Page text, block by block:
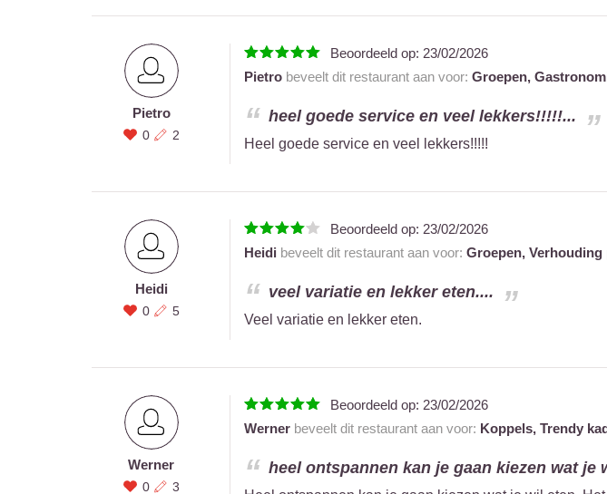
Pietro
0 2
Beoordeeld op: 23/02/2026
Pietrobeveelt dit restaurant aan voor: Groepen,
heel goede service en veel lekkers!!!!!...
Heel goede service en veel lekkers!!!!!
Heidi
0 5
Beoordeeld op: 23/02/2026
Heidi beveelt dit restaurant aan voor: Groepen,
veel variatie en lekker eten....
Veel variatie en lekker eten.
Werner
0 3
Beoordeeld op: 23/02/2026
Wernerbeveelt dit restaurant aan voor: Koppels, Trendy
heel ontspannen kan je gaan kiezen wat je